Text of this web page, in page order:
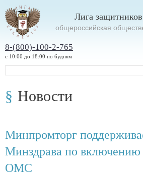
Лига
oбщероссийская
8-(800)-100-2-765
с 10:00 до 18:00 по будням
Новости
Минпромторг
Минздрава по включению
ОМС